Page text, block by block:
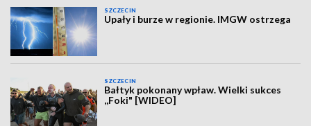
SZCZECIN
Upały i burze w regionie. IMGW ostrzega
SZCZECIN
Bałtyk pokonany wpław. Wielki sukces
,,Foki" [WIDEO]